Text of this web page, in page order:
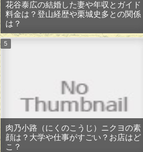
花谷泰広の結婚した妻や年収とガイド
料金は？登山経歴や栗城史多との関係
は？
肉乃小路（にくのこうじ）ニクヨの素
顔は？大学や仕事がすごい？お店はど
こ？